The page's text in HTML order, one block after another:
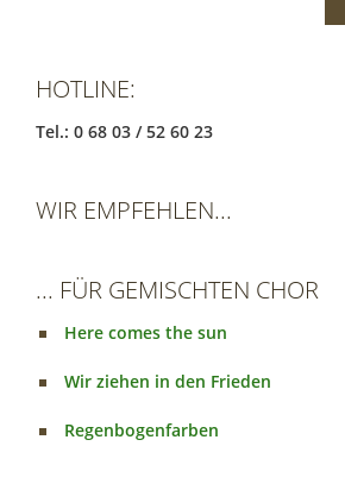
HOTLINE:
Tel.: 0 68 03 / 52 60 23
WIR EMPFEHLEN...
... FÜR GEMISCHTEN CHOR
Here comes the sun
Wir ziehen in den Frieden
Regenbogenfarben